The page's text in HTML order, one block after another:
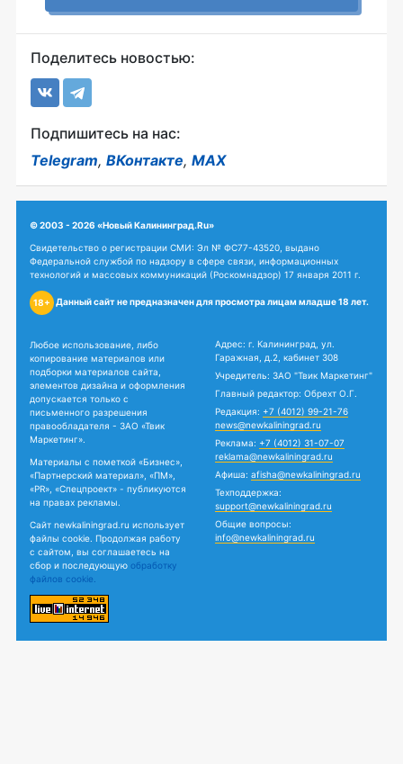
Поделитесь новостью:
Подпишитесь на нас:
Telegram, ВКонтакте, MAX
© 2003 - 2026 «Новый Калининград.Ru»
Свидетельство о регистрации СМИ: Эл № ФС77-43520, выдано
Федеральной службой по надзору в сфере связи, информационных
технологий и массовых коммуникаций (Роскомнадзор) 17 января 2011 г.
18+ Данный сайт не предназначен для просмотра лицам младше 18 лет.
Любое использование, либо
копирование материалов или
подборки материалов сайта,
элементов дизайна и оформления
допускается только с
письменного разрешения
правообладателя - ЗАО «Твик
Маркетинг».
Материалы с пометкой «Бизнес»,
«Партнерский материал», «ПМ»,
«PR», «Спецпроект» - публикуются
на правах рекламы.
Сайт newkaliningrad.ru использует
файлы cookie. Продолжая работу
с сайтом, вы соглашаетесь на
сбор и последующую обработку
файлов cookie.
Адрес: г. Калининград, ул.
Гаражная, д.2, кабинет 308
Учредитель: ЗАО "Твик Маркетинг"
Главный редактор: Обрехт О.Г.
Редакция: +7 (4012) 99-21-76
news@newkaliningrad.ru
Реклама: +7 (4012) 31-07-07
reklama@newkaliningrad.ru
Афиша: afisha@newkaliningrad.ru
Техподдержка:
support@newkaliningrad.ru
Общие вопросы:
info@newkaliningrad.ru